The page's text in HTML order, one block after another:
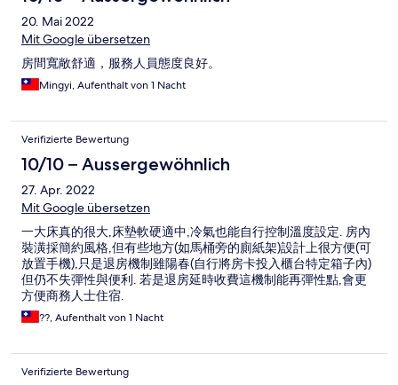
20. Mai 2022
Mit Google übersetzen
房間寬敞舒適，服務人員態度良好。
Mingyi, Aufenthalt von 1 Nacht
Verifizierte Bewertung
10/10 – Aussergewöhnlich
27. Apr. 2022
Mit Google übersetzen
一大床真的很大,床墊軟硬適中,冷氣也能自行控制溫度設定. 房內
裝潢採簡約風格,但有些地方(如馬桶旁的廁紙架)設計上很方便(可
放置手機),只是退房機制雖陽春(自行將房卡投入櫃台特定箱子內)
但仍不失彈性與便利. 若是退房延時收費這機制能再彈性點,會更
方便商務人士住宿.
??, Aufenthalt von 1 Nacht
Verifizierte Bewertung